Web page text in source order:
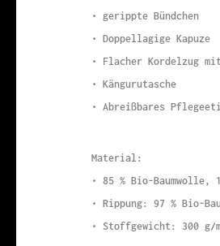
• gerippte Bündchen
• Doppellagige Kapuze
• Flacher Kordelzug
• Kängurutasche
• Abreißbares
Material:
• 85 % Bio-
• Rippung: 97 % Bio-
• Stoffgewicht: 300 g/